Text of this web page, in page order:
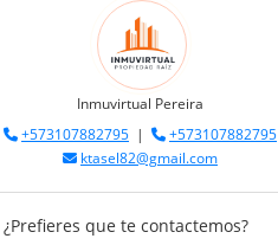
Inmuvirtual Pereira
+573107882795 |
+573107882795
ktasel82@gmail.com
¿Prefieres que te contactemos?